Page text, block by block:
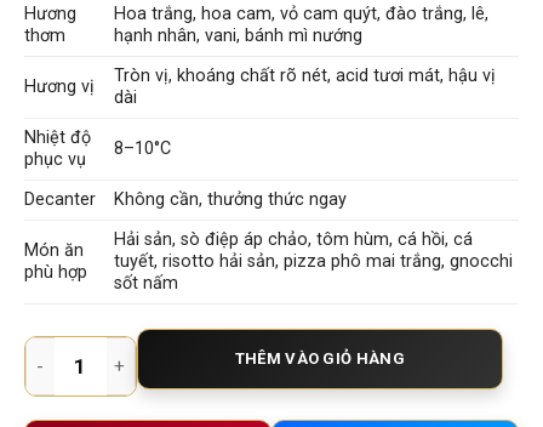
Hương
thơm
Hoa trắng, hoa cam, vỏ cam quýt, đào trắng, lê,
hạnh nhân, vani, bánh mì nướng
Hương vị
Tròn vị, khoáng chất rõ nét, acid tươi mát, hậu vị
dài
Nhiệt độ
phục vụ
8–10°C
Decanter Không cần, thưởng thức ngay
Món ăn
phù hợp
Hải sản, sò điệp áp chảo, tôm hùm, cá hồi, cá
tuyết, risotto hải sản, pizza phô mai trắng, gnocchi
sốt nấm
Epos Frascati Superiore Riserva DOCG – Rượu Vang Trắng Ý
THÊM VÀO GIỎ HÀNG